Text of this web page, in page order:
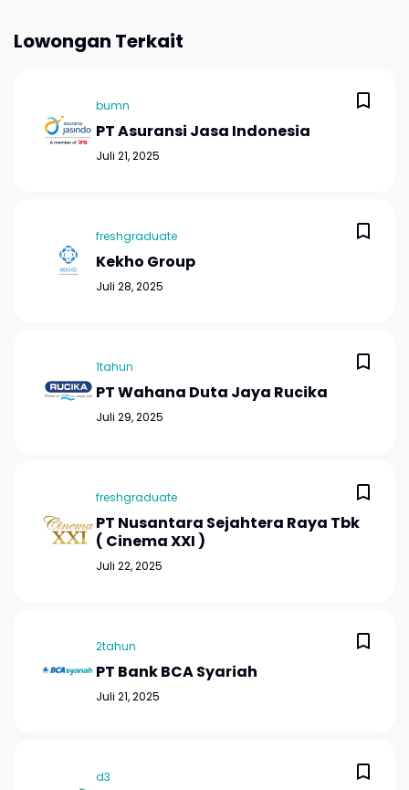
Lowongan Terkait
bumn
PT Asuransi Jasa Indonesia
Juli 21, 2025
freshgraduate
Kekho Group
Juli 28, 2025
1tahun
PT Wahana Duta Jaya Rucika
Juli 29, 2025
freshgraduate
PT Nusantara Sejahtera Raya Tbk
( Cinema XXI )
Juli 22, 2025
2tahun
PT Bank BCA Syariah
Juli 21, 2025
d3